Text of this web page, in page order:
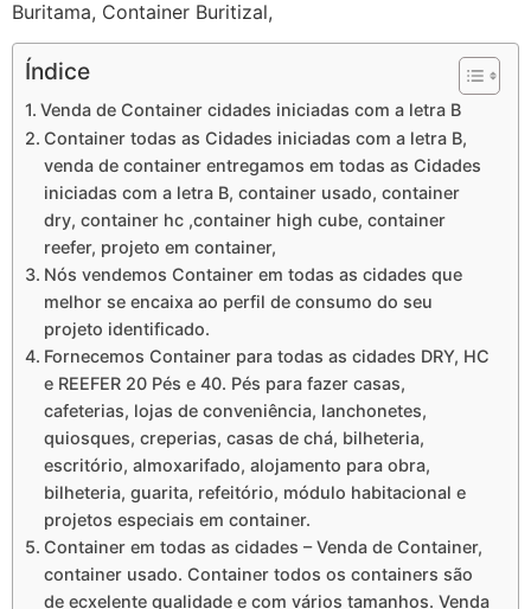
Buritama, Container Buritizal,
Índice
Venda de Container cidades iniciadas com a letra B
Container todas as Cidades iniciadas com a letra B,
venda de container entregamos em todas as Cidades
iniciadas com a letra B, container usado, container
dry, container hc ,container high cube, container
reefer, projeto em container,
Nós vendemos Container em todas as cidades que
melhor se encaixa ao perfil de consumo do seu
projeto identificado.
Fornecemos Container para todas as cidades DRY, HC
e REEFER 20 Pés e 40. Pés para fazer casas,
cafeterias, lojas de conveniência, lanchonetes,
quiosques, creperias, casas de chá, bilheteria,
escritório, almoxarifado, alojamento para obra,
bilheteria, guarita, refeitório, módulo habitacional e
projetos especiais em container.
Container em todas as cidades – Venda de Container,
container usado. Container todos os containers são
de ecxelente qualidade e com vários tamanhos. Venda